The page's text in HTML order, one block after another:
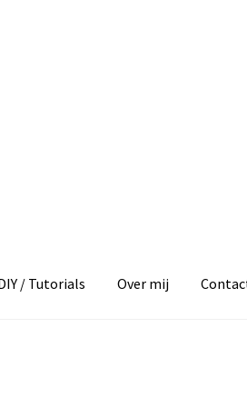
/ Tutorials Over mij